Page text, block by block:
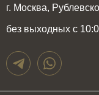
г. Москва,
без выходных с